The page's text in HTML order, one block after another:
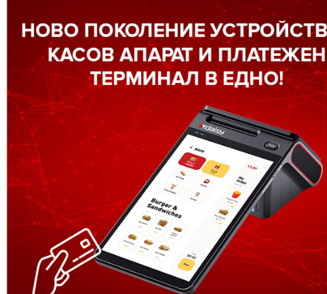
към Еврото
2025
получи зелена
по пътя към
...
ОЩЕ
До Клиентите и
партньорите ...
ВИЖ ОЩЕ